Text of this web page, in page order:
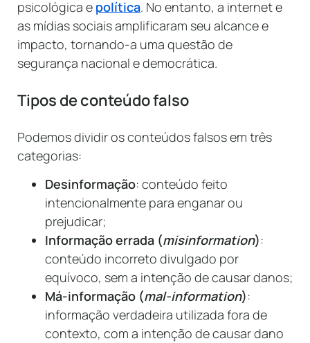
psicológica e política. No entanto, a internet e
as mídias sociais amplificaram seu alcance e
impacto, tornando-a uma questão de
segurança nacional e democrática.
Tipos de conteúdo falso
Podemos dividir os conteúdos falsos em três
categorias:
Desinformação: conteúdo feito
intencionalmente para enganar ou
prejudicar;
Informação errada (misinformation):
conteúdo incorreto divulgado por
equívoco, sem a intenção de causar danos;
Má-informação (mal-information):
informação verdadeira utilizada fora de
contexto, com a intenção de causar dano